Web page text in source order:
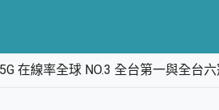
在線率全球 NO.3 全台第一與全台